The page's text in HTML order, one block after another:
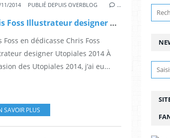
BD,BANDE DESSINÉ,UTOPIALES NANTES ,FANTASTIQUE,
2014 PUBLIÉ DEPUIS OVERBLOG …
Chris Foss Illustrateur designer Utopiales 2014
Foss en dédicasse Chris Foss
designer Utopiales 2014 À
des Utopiales 2014, j’ai eu...
SAVOIR PLUS